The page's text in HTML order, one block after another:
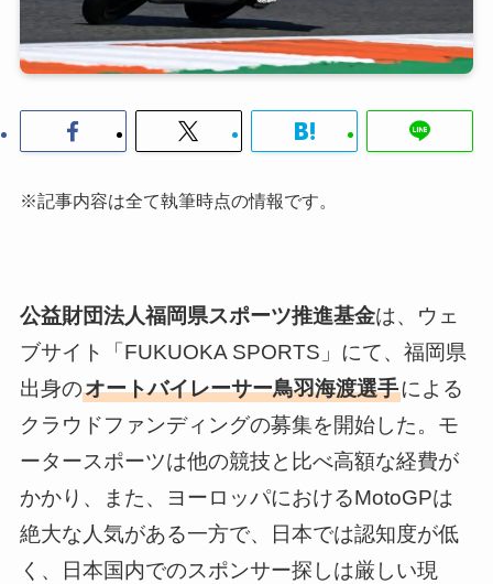
※記事内容は全て執筆時点の情報です。
公益財団法人福岡県スポーツ推進基金は、ウェ
ブサイト「FUKUOKA SPORTS」にて、福岡県
出身のオートバイレーサー鳥羽海渡選手による
クラウドファンディングの募集を開始した。モ
ータースポーツは他の競技と比べ高額な経費が
かかり、また、ヨーロッパにおけるMotoGPは
絶大な人気がある一方で、日本では認知度が低
く、日本国内でのスポンサー探しは厳しい現